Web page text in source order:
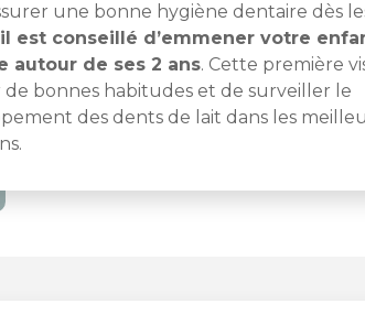
une bonne hygiène dentaire dès
il est conseillé d’emmener votre
autour de ses 2 ans. Cette première
de bonnes habitudes et de surveiller le
des dents de lait dans les